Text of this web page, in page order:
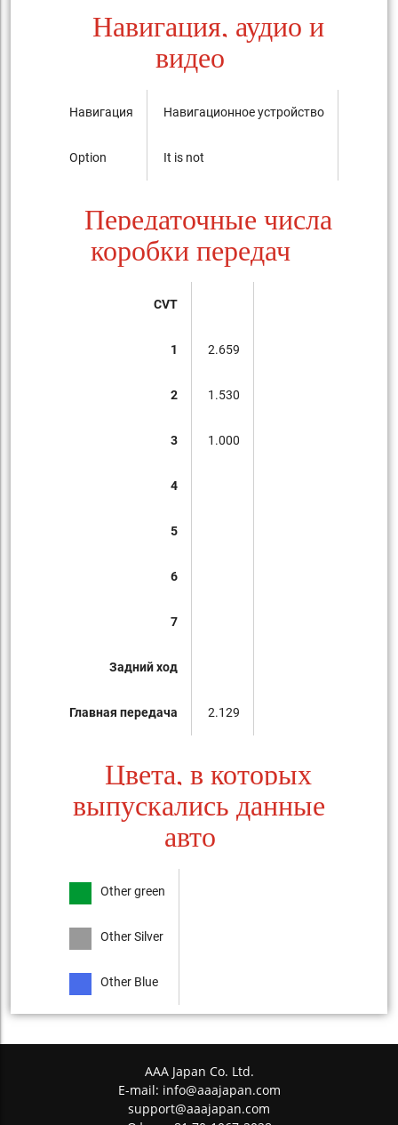
Навигация, аудио и
видео
Навигация
Option
Навигационное устройство
It is not
Передаточные числа
коробки передач
CVT
1
2
3
4
5
6
7
Задний ход
Главная передача
2.659
1.530
1.000
2.129
Цвета, в которых
выпускались данные
авто
Other green
Other Silver
Other Blue
AAA Japan Co. Ltd.
E-mail: info@aaajapan.com
support@aaajapan.com